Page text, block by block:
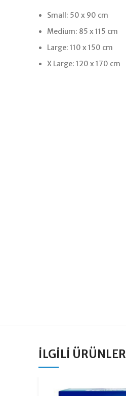
Small: 50 x 90 cm
Medium: 85 x 115 cm
Large: 110 x 150 cm
X Large: 120 x 170 cm
İLGILI ÜRÜNLER